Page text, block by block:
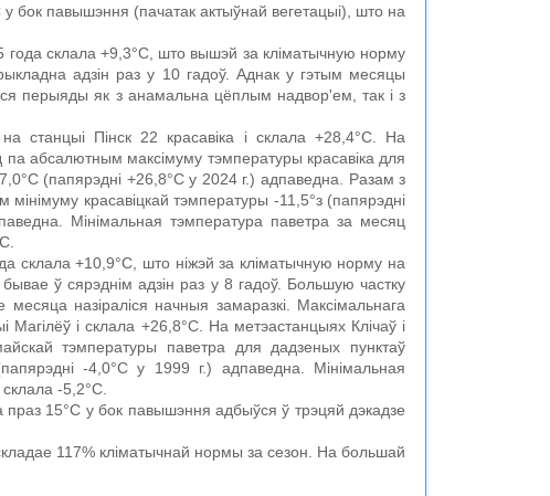
бок павышэння (пачатак актыўнай вегетацыі), што на
года склала +9,3°C, што вышэй за кліматычную норму
адзін раз у 10 гадоў. Аднак у гэтым месяцы
перыяды як з анамальна цёплым надвор'ем, так і з
станцыі Пінск 22 красавіка і склала +28,4°С. На
абсалютным максімуму тэмпературы красавіка для
(папярэдні +26,8°C у 2024 г.) адпаведна. Разам з
красавіцкай тэмпературы -11,5°з (папярэдні
Мінімальная тэмпература паветра за месяц
склала +10,9°C, што ніжэй за кліматычную норму на
ў сярэднім адзін раз у 8 гадоў. Большую частку
назіраліся начныя замаразкі. Максімальнага
і склала +26,8°C. На метэастанцыях Клічаў і
тэмпературы паветра для дадзеных пунктаў
-4,0°C у 1999 г.) адпаведна. Мінімальная
-5,2°C.
15°C у бок павышэння адбыўся ў трэцяй дэкадзе
117% кліматычнай нормы за сезон. На большай